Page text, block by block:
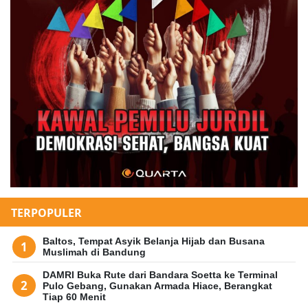
TERPOPULER
Baltos, Tempat Asyik Belanja Hijab dan Busana
Muslimah di Bandung
DAMRI Buka Rute dari Bandara Soetta ke Terminal
Pulo Gebang, Gunakan Armada Hiace, Berangkat
Tiap 60 Menit